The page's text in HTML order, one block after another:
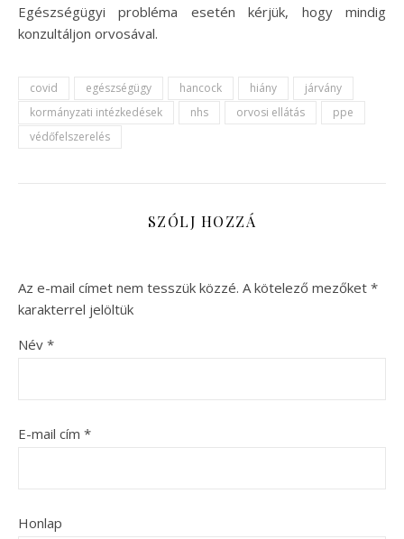
Egészségügyi probléma esetén kérjük, hogy mindig
konzultáljon orvosával.
covid egészségügy hancock hiány
járvány
kormányzati intézkedések
nhs orvosi ellátás
ppe
védőfelszerelés
SZÓLJ HOZZÁ
Az e-mail címet nem tesszük közzé. A kötelező mezőket *
karakterrel jelöltük
Név *
E-mail cím *
Honlap